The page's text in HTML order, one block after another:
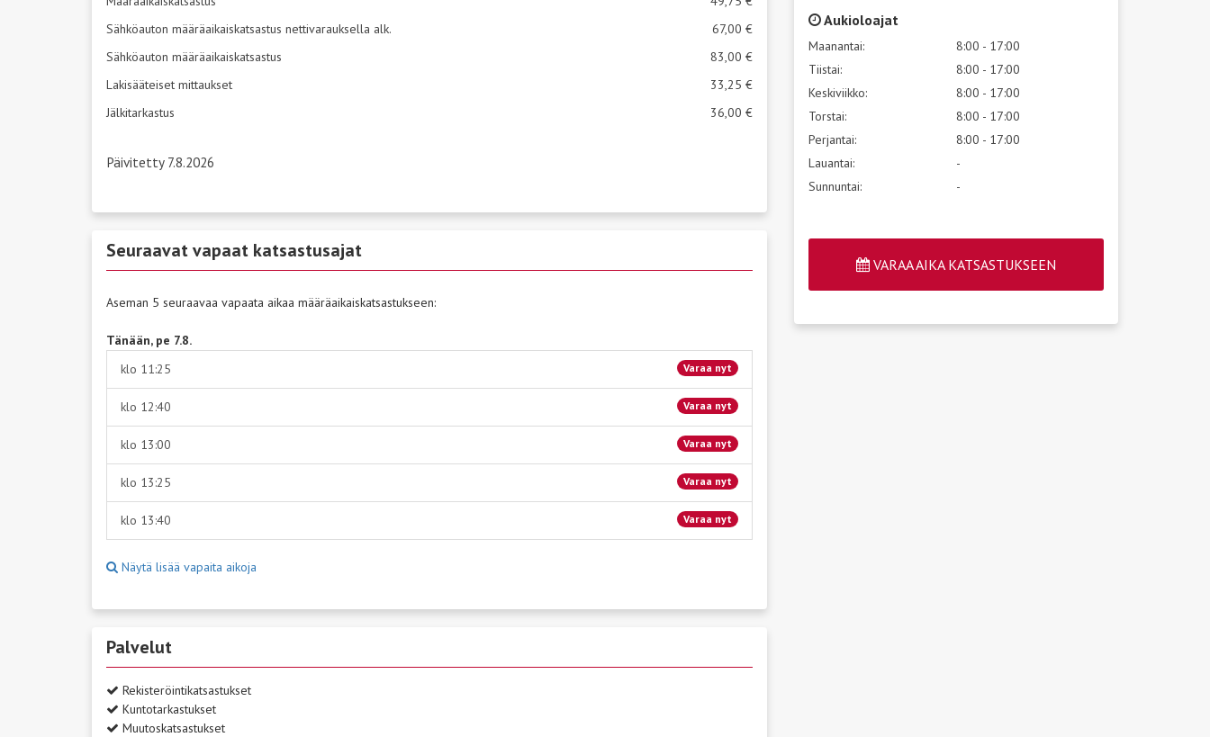
Aukioloajat
Maanantai:
8:00 - 17:00
Tiistai:
8:00 - 17:00
Keskiviikko:
8:00 - 17:00
Torstai:
8:00 - 17:00
Perjantai:
8:00 - 17:00
Lauantai:
-
Sunnuntai:
-
VARAA AIKA KATSASTUKSEEN
Sähköauton määräaikaiskatsastus nettivarauksella alk.
67,00 €
Sähköauton määräaikaiskatsastus
83,00 €
Lakisääteiset mittaukset
33,25 €
Jälkitarkastus
36,00 €
Päivitetty 7.8.2026
Seuraavat vapaat katsastusajat
Aseman 5 seuraavaa vapaata aikaa määräaikaiskatsastukseen:
Tänään, pe 7.8.
klo 11:25
Varaa nyt
klo 12:40 Varaa nyt
klo 13:00 Varaa nyt
klo 13:25 Varaa nyt
klo 13:40 Varaa nyt
Näytä lisää vapaita aikoja
Palvelut
Rekisteröintikatsastukset
Kuntotarkastukset
Muutoskatsastukset